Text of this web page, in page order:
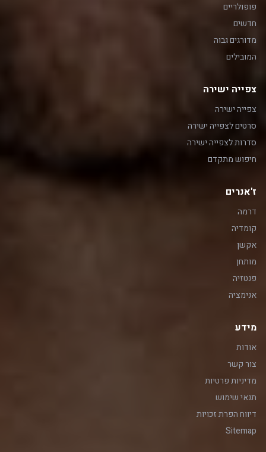
פופולריים
חדשים
מדורגים גבוה
המובילים
צפייה ישירה
צפייה ישירה
סרטים לצפייה ישירה
סדרות לצפייה ישירה
חיפוש מתקדם
ז'אנרים
דרמה
קומדיה
אקשן
מותחן
פנטזיה
אנימציה
מידע
אודות
צור קשר
מדיניות פרטיות
תנאי שימוש
דיווח הפרת זכויות
Sitemap